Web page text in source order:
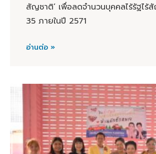
สัญชาติ’ เพื่อลดจำนวนบุคคลไร้รัฐไร้
35 ภายในปี 2571
อ่านต่อ »